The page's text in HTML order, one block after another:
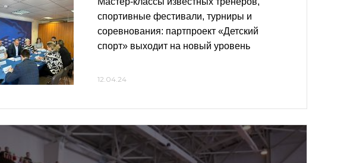
спортивные фестивали, турниры и
соревнования: партпроект «Детский
спорт» выходит на новый уровень
12.04.24